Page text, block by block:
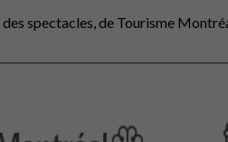
spectacles, de Tourisme